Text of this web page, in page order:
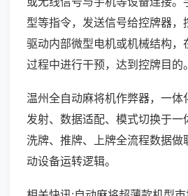
型等指令，发送信号给控牌器，
驱动内部微型电机或机械结构，
过程中进行干预，达到控牌目的。
温州全自动麻将机作弊器，一体
发射、数据适配、模式切换于一
洗牌、推牌、上牌全流程数据做
动设备运转逻辑。